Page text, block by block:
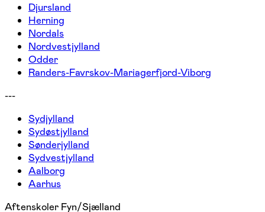
Djursland
Herning
Nordals
Nordvestjylland
Odder
Randers-Favrskov-Mariagerfjord-Viborg
---
Sydjylland
Sydøstjylland
Sønderjylland
Sydvestjylland
Aalborg
Aarhus
Aftenskoler Fyn/Sjælland